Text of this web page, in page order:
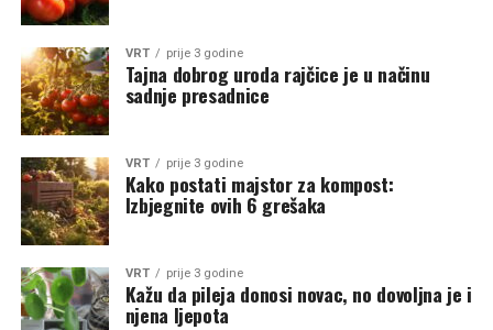
VRT prije 3 godine
Tajna dobrog uroda rajčice je u načinu
sadnje presadnice
VRT prije 3 godine
Kako postati majstor za kompost:
Izbjegnite ovih 6 grešaka
VRT prije 3 godine
Kažu da pileja donosi novac, no dovoljna je i
njena ljepota